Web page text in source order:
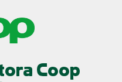
Coop